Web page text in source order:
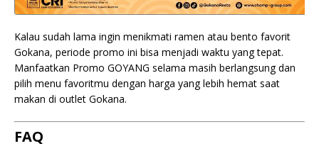
Kalau sudah lama ingin menikmati ramen atau bento favorit
Gokana, periode promo ini bisa menjadi waktu yang tepat.
Manfaatkan Promo GOYANG selama masih berlangsung dan
pilih menu favoritmu dengan harga yang lebih hemat saat
makan di outlet Gokana.
FAQ